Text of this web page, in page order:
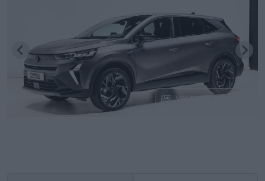
Eléctricos
Híbridos
Ver todas las fotos